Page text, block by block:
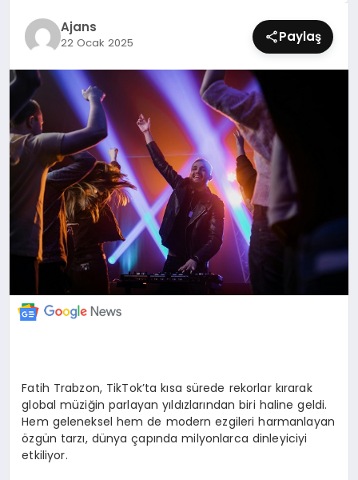
Ajans
22 Ocak 2025 Paylaş
Fatih Trabzon, TikTok’ta kısa sürede rekorlar kırarak
global müziğin parlayan yıldızlarından biri haline geldi.
Hem geleneksel hem de modern ezgileri harmanlayan
özgün tarzı, dünya çapında milyonlarca dinleyiciyi
etkiliyor.